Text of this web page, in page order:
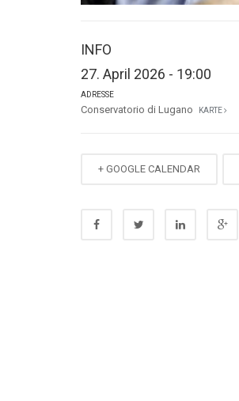
INFO
27. April 2026 - 19:00
ADRESSE
Conservatorio di Lugano KARTE
+ GOOGLE CALENDAR